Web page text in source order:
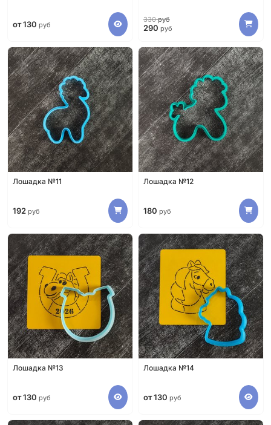
от 130 руб
330руб
290 руб
Лошадка №11
192 руб
Лошадка №12
180 руб
Лошадка №13
от 130 руб
Лошадка №14
от 130 руб